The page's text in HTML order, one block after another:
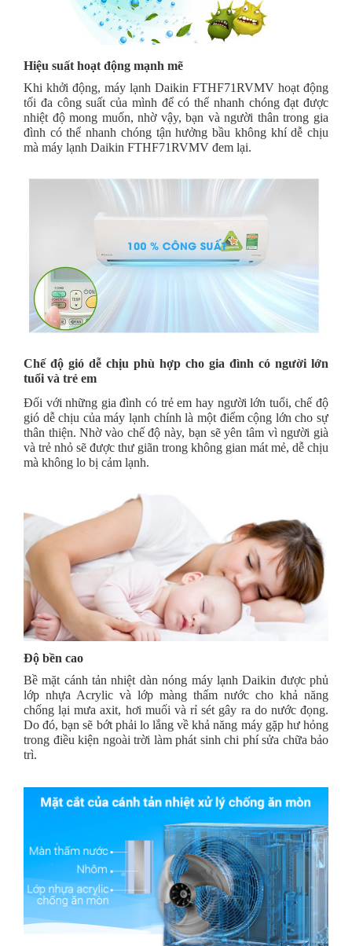
Hiệu suất hoạt động mạnh mẽ
Khi khởi động, máy lạnh Daikin FTHF71RVMV hoạt động
tối đa công suất của mình để có thể nhanh chóng đạt được
nhiệt độ mong muốn, nhờ vậy, bạn và người thân trong gia
đình có thể nhanh chóng tận hưởng bầu không khí dễ chịu
mà máy lạnh Daikin FTHF71RVMV đem lại.
Chế độ gió dễ chịu phù hợp cho gia đình có người lớn
tuổi và trẻ em
Đối với những gia đình có trẻ em hay người lớn tuổi, chế độ
gió dễ chịu của máy lạnh chính là một điểm cộng lớn cho sự
thân thiện. Nhờ vào chế độ này, bạn sẽ yên tâm vì người già
và trẻ nhỏ sẽ được thư giãn trong không gian mát mẻ, dễ chịu
mà không lo bị cảm lạnh.
Độ bền cao
Bề mặt cánh tản nhiệt dàn nóng máy lạnh Daikin được phủ
lớp nhựa Acrylic và lớp màng thấm nước cho khả năng
chống lại mưa axit, hơi muối và rỉ sét gây ra do nước đọng.
Do đó, bạn sẽ bớt phải lo lắng về khả năng máy gặp hư hỏng
trong điều kiện ngoài trời làm phát sinh chi phí sửa chữa bảo
trì.